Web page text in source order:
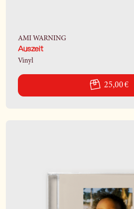
AMI WARNING
Auszeit
Vinyl
25,00 €